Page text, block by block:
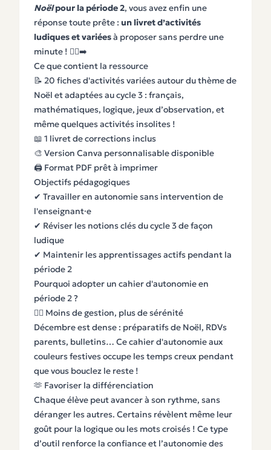
Noëlpour la période 2, vous avez enfin une
réponse toute prête : un livret d’activités
ludiques et variéesà proposer sans perdre une
minute ! 🏃‍♀️‍➡️
Ce que contient la ressource
📝 20 fiches d'activités variées autour du thème de
Noël et adaptées au cycle 3 : français,
mathématiques, logique, jeux d’observation, et
même quelques activités insolites !
📖 1 livret de corrections inclus
🎨 Version Canva personnalisable disponible
🖨️ Format PDF prêt à imprimer
Objectifs pédagogiques
✔ Travailler en autonomie sans intervention de
l'enseignant·e
✔ Réviser les notions clés du cycle 3 de façon
ludique
✔ Maintenir les apprentissages actifs pendant la
période 2
Pourquoi adopter un cahier d'autonomie en
période 2 ?
🧘‍♀️ Moins de gestion, plus de sérénité
Décembre est dense : préparatifs de Noël, RDVs
parents, bulletins… Ce cahier d'autonomie aux
couleurs festives occupe les temps creux pendant
que vous bouclez le reste !
🫶 Favoriser la différenciation
Chaque élève peut avancer à son rythme, sans
déranger les autres. Certains révèlent même leur
goût pour la logique ou les mots croisés ! Ce type
d’outil renforce la confiance et l’autonomie des